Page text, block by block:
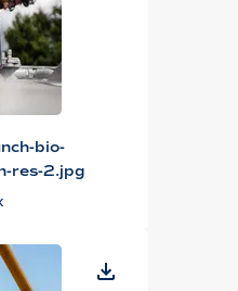
bio-
res-2.jpg